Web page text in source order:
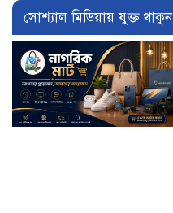
সোশ্যাল মিডিয়ায় যুক্ত থাকুন